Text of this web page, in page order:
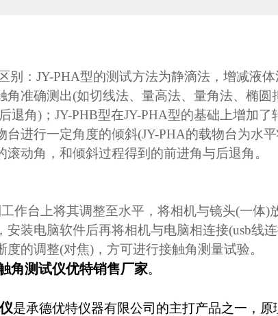
别：JY-PHA型的测试方法为静滴法，增减液
角准确测出(如切线法、量高法、量角法、椭圆
退角)；JY-PHB型在JY-PHA型的基础上增加
台进行一定角度的倾斜(JY-PHA的载物台为水
动角，和倾斜过程得到的前进角与后退角。
作台上将其调整至水平，将相机与镜头(一体)
安装电脑软件后再将相机与电脑相连接(usb线
的调整(对焦)，方可进行接触角测量试验。
角测试仪优特销售厂家。
是承德优特仪器有限公司的主打产品之一，